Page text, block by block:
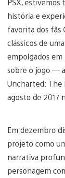
história e
favorita dos fãs
clássicos de
empolgados
sobre o jogo —
Uncharted: The
agosto de 2017
Em dezembro
projeto como
narrativa
personagem